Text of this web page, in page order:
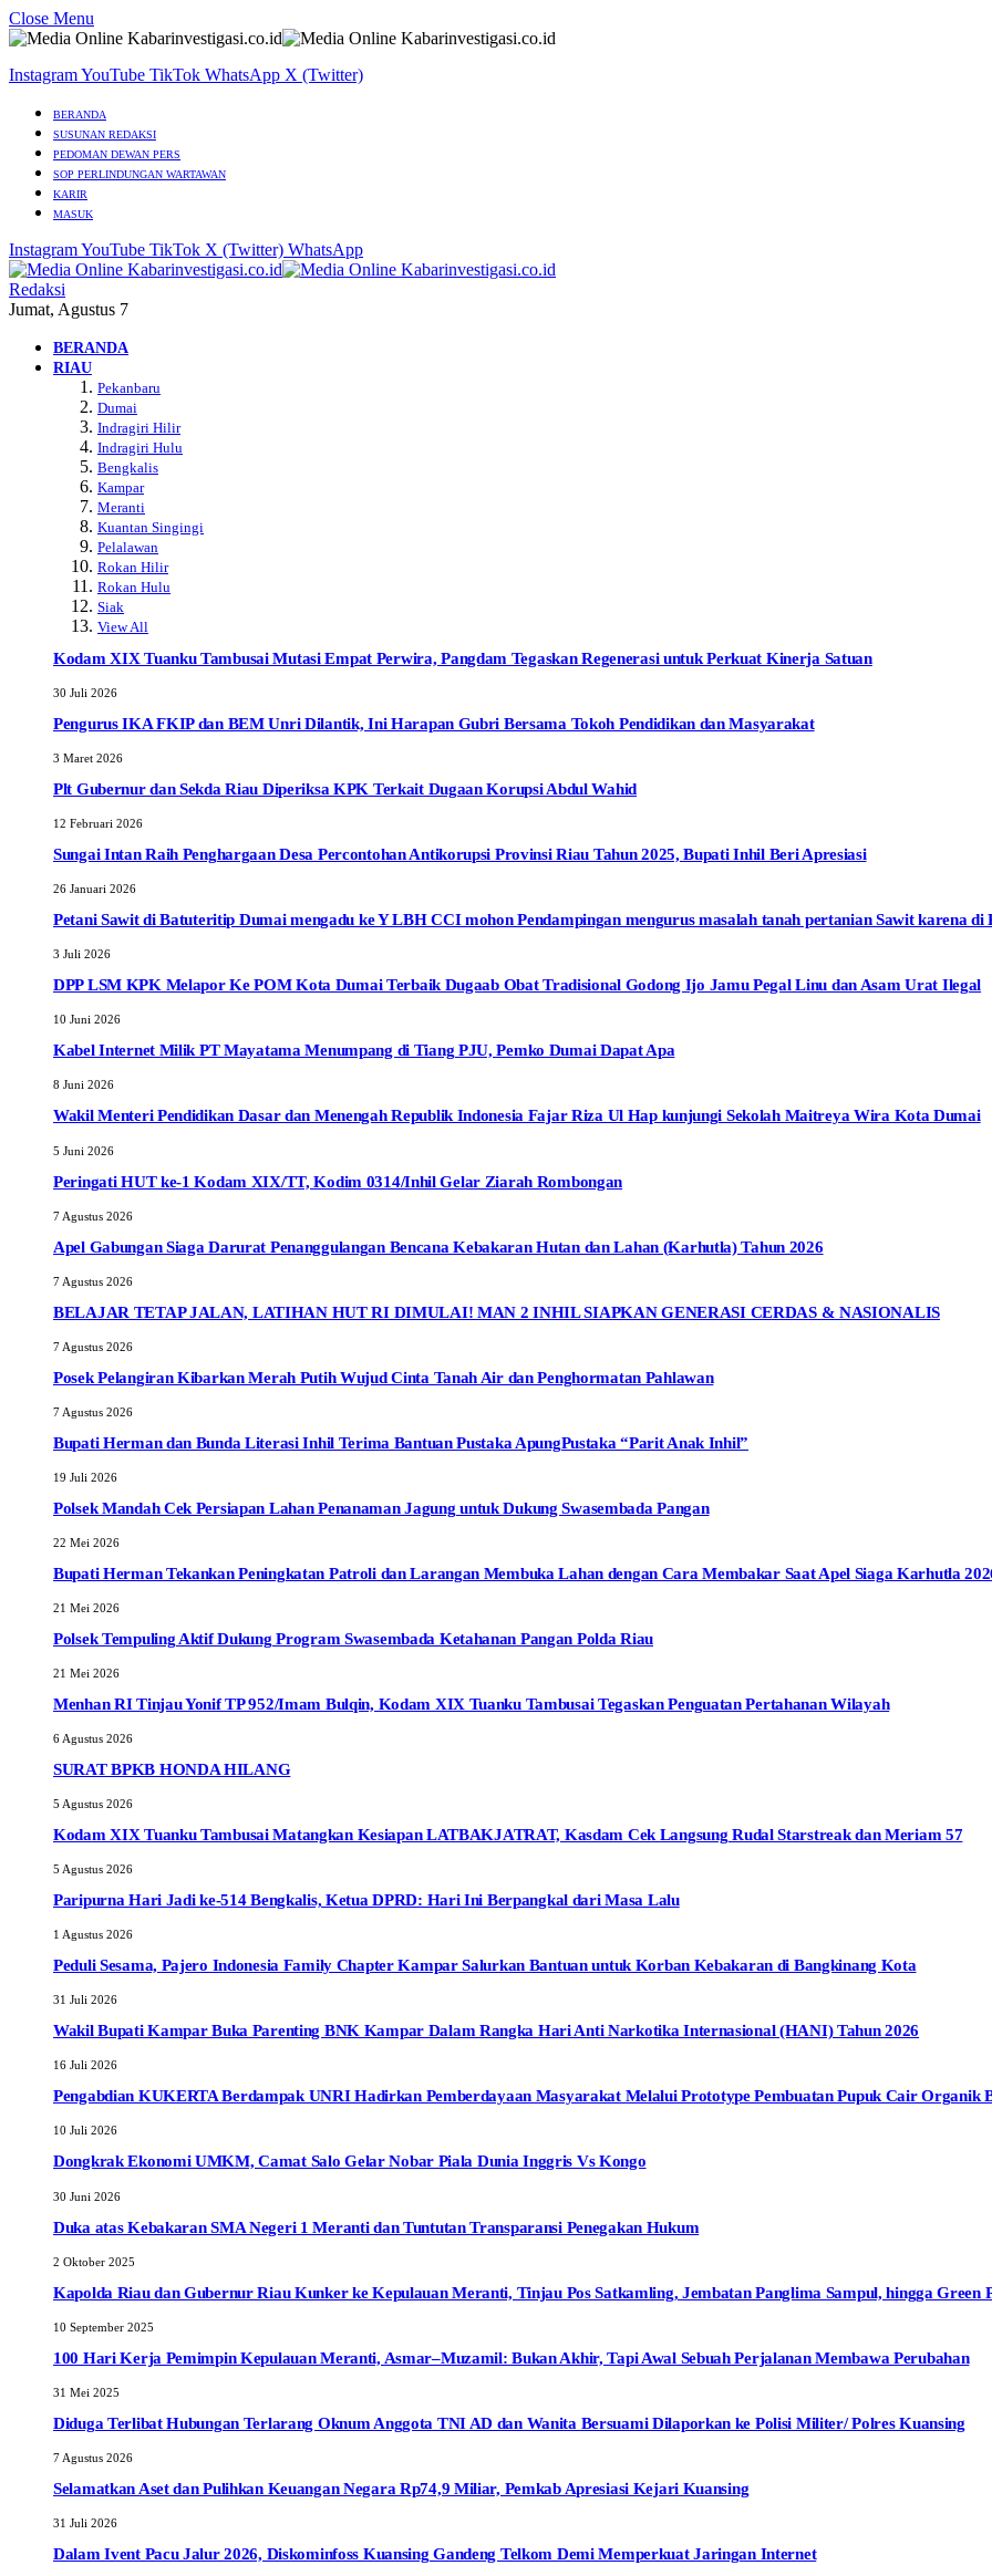
Close Menu
InstagramYouTube TikTok WhatsApp X (Twitter)
BERANDA
SUSUNAN REDAKSI
PEDOMAN DEWAN PERS
SOP PERLINDUNGAN WARTAWAN
KARIR
MASUK
InstagramYouTube TikTok X (Twitter) WhatsApp
Redaksi
Jumat, Agustus 7
BERANDA
RIAU
Pekanbaru
Dumai
Indragiri Hilir
Indragiri Hulu
Bengkalis
Kampar
Meranti
Kuantan Singingi
Pelalawan
Rokan Hilir
Rokan Hulu
Siak
View All
Kodam XIX Tuanku Tambusai Mutasi Empat Perwira, Pangdam Tegaskan Regenerasi untuk Perkuat Kinerja Satuan
30 Juli 2026
Pengurus IKA FKIP dan BEM Unri Dilantik, Ini Harapan Gubri Bersama Tokoh Pendidikan dan Masyarakat
3 Maret 2026
Plt Gubernur dan Sekda Riau Diperiksa KPK Terkait Dugaan Korupsi Abdul Wahid
12 Februari 2026
Sungai Intan Raih Penghargaan Desa Percontohan Antikorupsi Provinsi Riau Tahun 2025, Bupati Inhil Beri Apresiasi
26 Januari 2026
Petani Sawit di Batuteritip Dumai mengadu ke Y LBH CCI mohon Pendampingan mengurus masalah tanah pertanian Sawit karena di
3 Juli 2026
DPP LSM KPK Melapor Ke POM Kota Dumai Terbaik Dugaab Obat Tradisional Godong Ijo Jamu Pegal Linu dan Asam Urat Ilegal
10 Juni 2026
Kabel Internet Milik PT Mayatama Menumpang di Tiang PJU, Pemko Dumai Dapat Apa
8 Juni 2026
Wakil Menteri Pendidikan Dasar dan Menengah Republik Indonesia Fajar Riza Ul Hap kunjungi Sekolah Maitreya Wira Kota Dumai
5 Juni 2026
Peringati HUT ke-1 Kodam XIX/TT, Kodim 0314/Inhil Gelar Ziarah Rombongan
7 Agustus 2026
Apel Gabungan Siaga Darurat Penanggulangan Bencana Kebakaran Hutan dan Lahan (Karhutla) Tahun 2026
7 Agustus 2026
BELAJAR TETAP JALAN, LATIHAN HUT RI DIMULAI! MAN 2 INHIL SIAPKAN GENERASI CERDAS & NASIONALIS
7 Agustus 2026
Posek Pelangiran Kibarkan Merah Putih Wujud Cinta Tanah Air dan Penghormatan Pahlawan
7 Agustus 2026
Bupati Herman dan Bunda Literasi Inhil Terima Bantuan Pustaka ApungPustaka “Parit Anak Inhil”
19 Juli 2026
Polsek Mandah Cek Persiapan Lahan Penanaman Jagung untuk Dukung Swasembada Pangan
22 Mei 2026
Bupati Herman Tekankan Peningkatan Patroli dan Larangan Membuka Lahan dengan Cara Membakar Saat Apel Siaga Karhutla
21 Mei 2026
Polsek Tempuling Aktif Dukung Program Swasembada Ketahanan Pangan Polda Riau
21 Mei 2026
Menhan RI Tinjau Yonif TP 952/Imam Bulqin, Kodam XIX Tuanku Tambusai Tegaskan Penguatan Pertahanan Wilayah
6 Agustus 2026
SURAT BPKB HONDA HILANG
5 Agustus 2026
Kodam XIX Tuanku Tambusai Matangkan Kesiapan LATBAKJATRAT, Kasdam Cek Langsung Rudal Starstreak dan Meriam 57
5 Agustus 2026
Paripurna Hari Jadi ke-514 Bengkalis, Ketua DPRD: Hari Ini Berpangkal dari Masa Lalu
1 Agustus 2026
Peduli Sesama, Pajero Indonesia Family Chapter Kampar Salurkan Bantuan untuk Korban Kebakaran di Bangkinang Kota
31 Juli 2026
Wakil Bupati Kampar Buka Parenting BNK Kampar Dalam Rangka Hari Anti Narkotika Internasional (HANI) Tahun 2026
16 Juli 2026
Pengabdian KUKERTA Berdampak UNRI Hadirkan Pemberdayaan Masyarakat Melalui Prototype Pembuatan Pupuk Cair Organik
10 Juli 2026
Dongkrak Ekonomi UMKM, Camat Salo Gelar Nobar Piala Dunia Inggris Vs Kongo
30 Juni 2026
Duka atas Kebakaran SMA Negeri 1 Meranti dan Tuntutan Transparansi Penegakan Hukum
2 Oktober 2025
Kapolda Riau dan Gubernur Riau Kunker ke Kepulauan Meranti, Tinjau Pos Satkamling, Jembatan Panglima Sampul, hingga Green
10 September 2025
100 Hari Kerja Pemimpin Kepulauan Meranti, Asmar–Muzamil: Bukan Akhir, Tapi Awal Sebuah Perjalanan Membawa Perubahan
31 Mei 2025
Diduga Terlibat Hubungan Terlarang Oknum Anggota TNI AD dan Wanita Bersuami Dilaporkan ke Polisi Militer/ Polres Kuansing
7 Agustus 2026
Selamatkan Aset dan Pulihkan Keuangan Negara Rp74,9 Miliar, Pemkab Apresiasi Kejari Kuansing
31 Juli 2026
Dalam Ivent Pacu Jalur 2026, Diskominfoss Kuansing Gandeng Telkom Demi Memperkuat Jaringan Internet